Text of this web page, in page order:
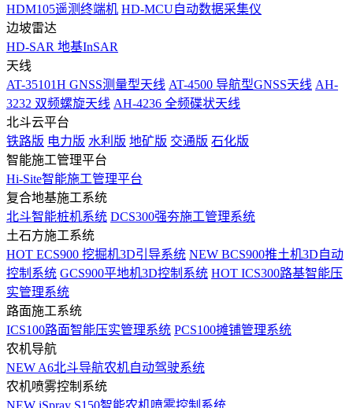
HDM105遥测终端机 HD-MCU自动数据采集仪
边坡雷达
HD-SAR 地基InSAR
天线
AT-35101H GNSS测量型天线 AT-4500 导航型GNSS天线 AH-
3232 双频螺旋天线 AH-4236 全频碟状天线
北斗云平台
铁路版 电力版 水利版 地矿版 交通版 石化版
智能施工管理平台
Hi-Site智能施工管理平台
复合地基施工系统
北斗智能桩机系统 DCS300强夯施工管理系统
土石方施工系统
HOT ECS900 挖掘机3D引导系统 NEW BCS900推土机3D自动
控制系统 GCS900平地机3D控制系统 HOT ICS300路基智能压
实管理系统
路面施工系统
ICS100路面智能压实管理系统 PCS100摊铺管理系统
农机导航
NEW A6北斗导航农机自动驾驶系统
农机喷雾控制系统
NEW iSpray S150智能农机喷雾控制系统